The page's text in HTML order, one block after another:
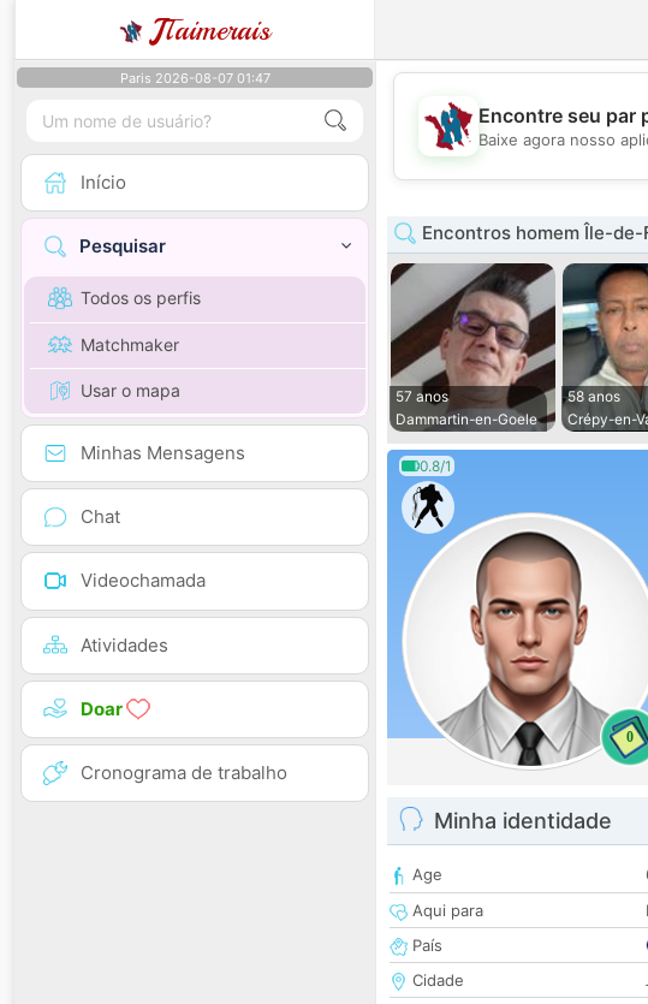
JTaimerais
Paris 2026-08-07 01:47
Início
Pesquisar
Todos os perfis
Matchmaker
Usar o mapa
Minhas Mensagens
Chat
Videochamada
Atividades
Doar
Cronograma de trabalho
Encontre seu par
Baixe agora nosso
Encontros homem Île-de-
57 anos
Dammartin-en-Goele
58 anos
Crépy-en-
0.8/1
0
Minha identidade
Age
Aqui para
País
Cidade